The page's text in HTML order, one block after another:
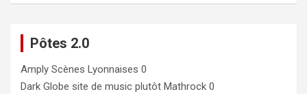
Pôtes 2.0
Amply Scènes Lyonnaises 0
Dark Globe site de music plutôt Mathrock 0